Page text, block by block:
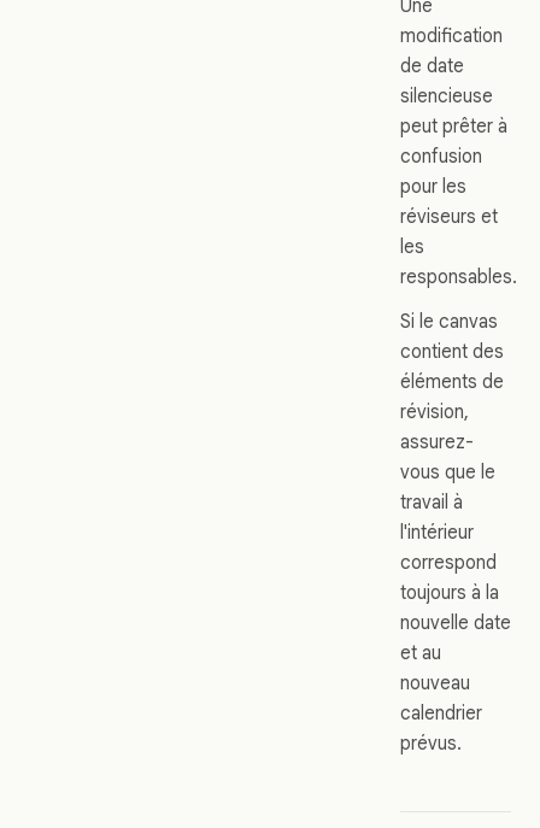
Une
modification
de date
silencieuse
peut prêter à
confusion
pour les
réviseurs et
les
responsables.
Si le canvas
contient des
éléments de
révision,
assurez-
vous que le
travail à
l'intérieur
correspond
toujours à la
nouvelle date
et au
nouveau
calendrier
prévus.